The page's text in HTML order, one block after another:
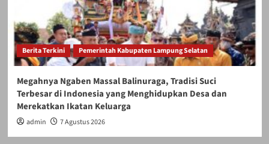
Berita Terkini Pemerintah Kabupaten Lampung Selatan
Megahnya Ngaben Massal Balinuraga, Tradisi Suci
Terbesar di Indonesia yang Menghidupkan Desa dan
Merekatkan Ikatan Keluarga
admin 7 Agustus 2026